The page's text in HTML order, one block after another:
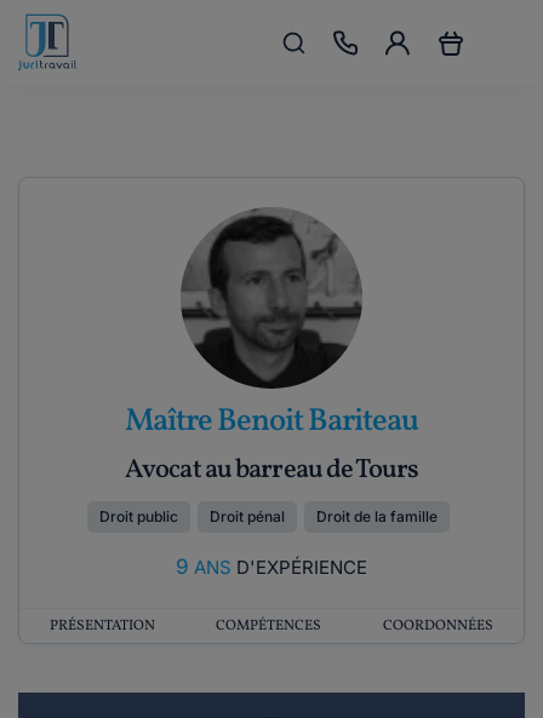
Maître Benoit Bariteau
Avocat au barreau de Tours
Droit public Droit pénal Droit de la famille
9 ANS D'EXPÉRIENCE
PRÉSENTATION COMPÉTENCES COORDONNÉES